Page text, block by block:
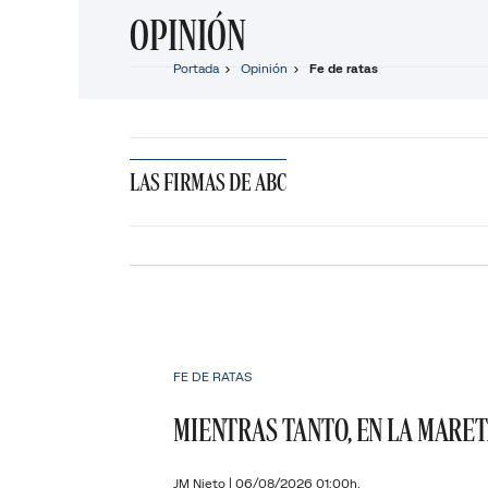
OPINIÓN
Portada Opinión Fe de ratas
LAS FIRMAS DE ABC
FE DE RATAS
MIENTRAS TANTO, EN LA
JM Nieto | 06/08/2026 01:00h.